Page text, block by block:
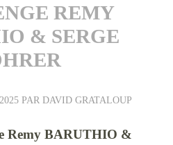
REMY
& SERGE
PAR DAVID GRATALOUP
Remy BARUTHIO &